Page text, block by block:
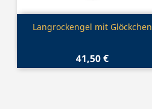
Vorschau
Langrockengel mit Glöckchen
41,50 €